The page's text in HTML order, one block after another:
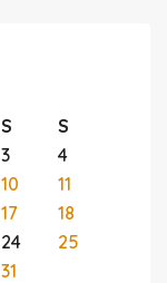
S
S
3
4
10
11
17
18
24
25
31